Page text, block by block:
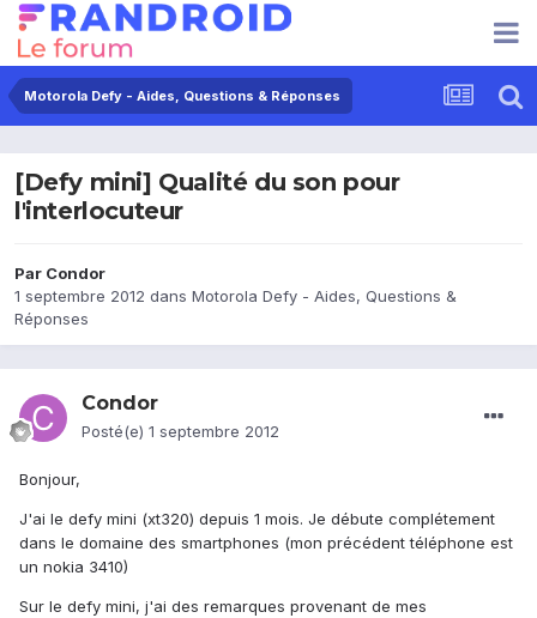
Motorola Defy - Aides, Questions & Réponses
[Defy mini] Qualité du son pour
l'interlocuteur
Par Condor
1 septembre 2012 dans Motorola Defy - Aides, Questions &
Réponses
Condor
Posté(e) 1 septembre 2012
Bonjour,
J'ai le defy mini (xt320) depuis 1 mois. Je débute complétement
dans le domaine des smartphones (mon précédent téléphone est
un nokia 3410)
Sur le defy mini, j'ai des remarques provenant de mes